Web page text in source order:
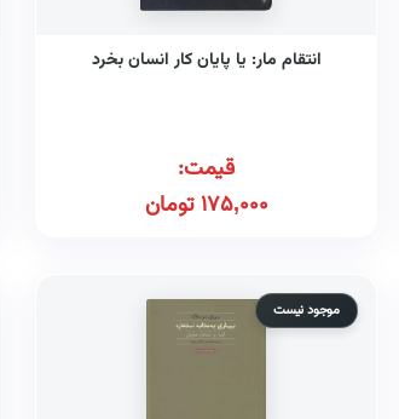
انتقام مار: یا پایان کار انسان بخرد
قیمت:
175,000تومان
موجود نیست